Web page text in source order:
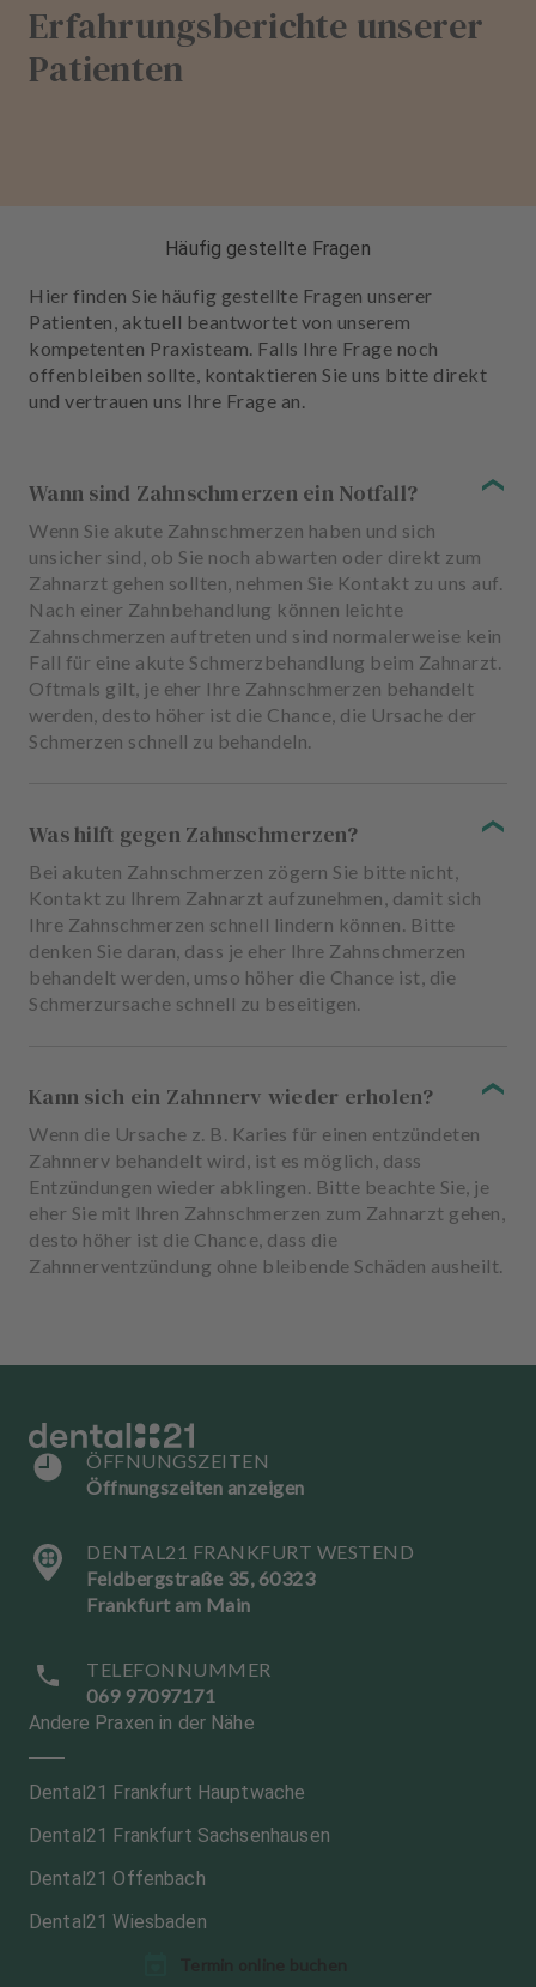
Erfahrungsberichte unserer
Patienten
Häufig gestellte Fragen
Hier finden Sie häufig gestellte Fragen unserer
Patienten, aktuell beantwortet von unserem
kompetenten Praxisteam. Falls Ihre Frage noch
offenbleiben sollte, kontaktieren Sie uns bitte direkt
und vertrauen uns Ihre Frage an.
Wann sind Zahnschmerzen ein Notfall?
Wenn Sie akute Zahnschmerzen haben und sich
unsicher sind, ob Sie noch abwarten oder direkt zum
Zahnarzt gehen sollten, nehmen Sie Kontakt zu uns auf.
Nach einer Zahnbehandlung können leichte
Zahnschmerzen auftreten und sind normalerweise kein
Fall für eine akute Schmerzbehandlung beim Zahnarzt.
Oftmals gilt, je eher Ihre Zahnschmerzen behandelt
werden, desto höher ist die Chance, die Ursache der
Schmerzen schnell zu behandeln.
Was hilft gegen Zahnschmerzen?
Bei akuten Zahnschmerzen zögern Sie bitte nicht,
Kontakt zu Ihrem Zahnarzt aufzunehmen, damit sich
Ihre Zahnschmerzen schnell lindern können. Bitte
denken Sie daran, dass je eher Ihre Zahnschmerzen
behandelt werden, umso höher die Chance ist, die
Schmerzursache schnell zu beseitigen.
Kann sich ein Zahnnerv wieder erholen?
Wenn die Ursache z. B. Karies für einen entzündeten
Zahnnerv behandelt wird, ist es möglich, dass
Entzündungen wieder abklingen. Bitte beachte Sie, je
eher Sie mit Ihren Zahnschmerzen zum Zahnarzt gehen,
desto höher ist die Chance, dass die
Zahnnerventzündung ohne bleibende Schäden ausheilt.
ÖFFNUNGSZEITEN
Öffnungszeiten anzeigen
DENTAL21 FRANKFURT WESTEND
Feldbergstraße 35, 60323
Frankfurt am Main
TELEFONNUMMER
069 97097171
Andere Praxen in der Nähe
Dental21 Frankfurt Hauptwache
Dental21 Frankfurt Sachsenhausen
Dental21 Offenbach
Dental21 Wiesbaden